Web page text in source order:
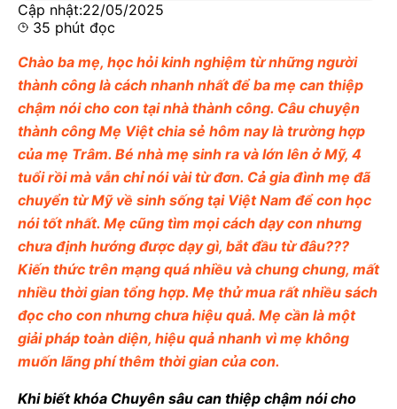
Cập nhật:22/05/2025
35 phút đọc
Chào ba mẹ, học hỏi kinh nghiệm từ những người
thành công là cách nhanh nhất để ba mẹ can thiệp
chậm nói cho con tại nhà thành công. Câu chuyện
thành công Mẹ Việt chia sẻ hôm nay là trường hợp
của mẹ Trâm. Bé nhà mẹ sinh ra và lớn lên ở Mỹ, 4
tuổi rồi mà vẫn chỉ nói vài từ đơn. Cả gia đình mẹ đã
chuyển từ Mỹ về sinh sống tại Việt Nam để con học
nói tốt nhất. Mẹ cũng tìm mọi cách dạy con nhưng
chưa định hướng được dạy gì, bắt đầu từ đâu???
Kiến thức trên mạng quá nhiều và chung chung, mất
nhiều thời gian tổng hợp. Mẹ thử mua rất nhiều sách
đọc cho con nhưng chưa hiệu quả. Mẹ cần là một
giải pháp toàn diện, hiệu quả nhanh vì mẹ không
muốn lãng phí thêm thời gian của con.
Khi biết khóa Chuyên sâu can thiệp chậm nói cho